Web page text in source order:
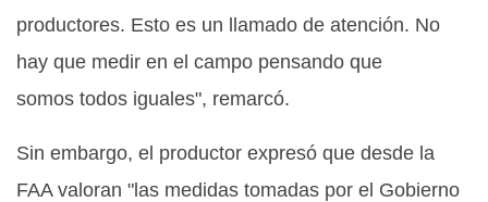
productores. Esto es un llamado de atención. No
hay que medir en el campo pensando que
somos todos iguales", remarcó.
Sin embargo, el productor expresó que desde la
FAA valoran "las medidas tomadas por el Gobierno